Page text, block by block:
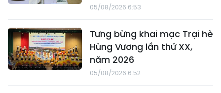
05/08/2026 6:53
Tưng bừng khai mạc Trại hè
Hùng Vương lần thứ XX,
năm 2026
05/08/2026 6:52